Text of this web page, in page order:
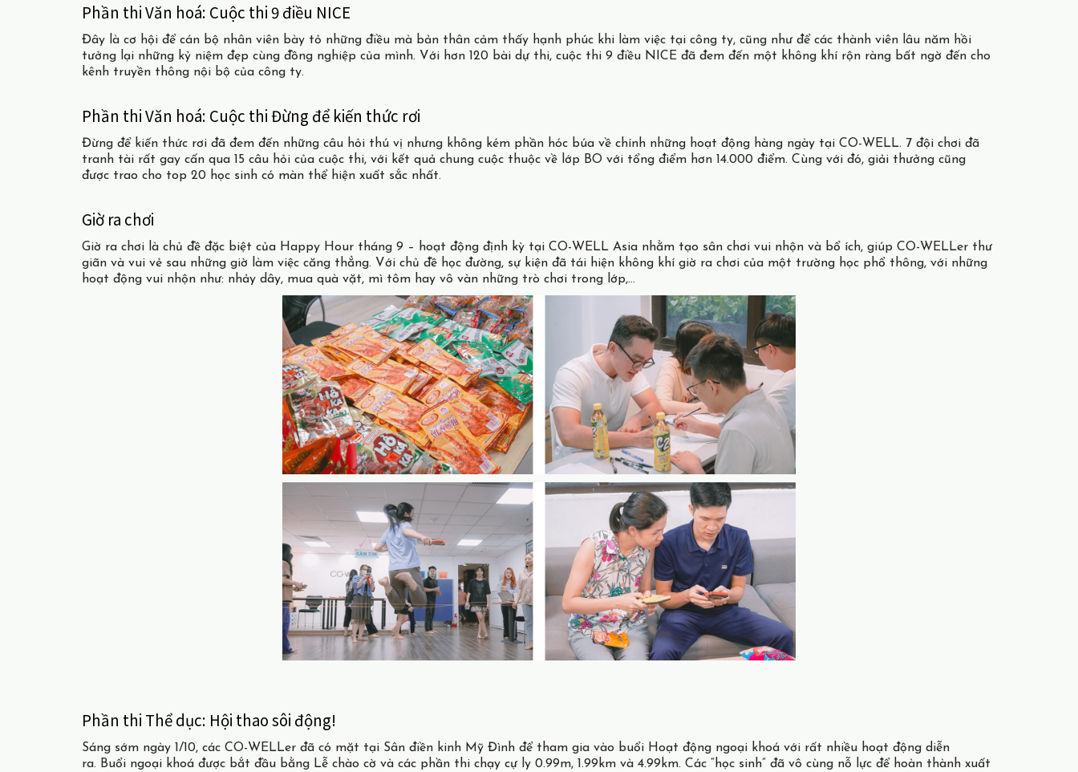
Phần thi Văn hoá: Cuộc thi 9 điều NICE
Đây là cơ hội để cán bộ nhân viên bày tỏ những điều mà bản thân cảm thấy hạnh phúc khi làm việc tại công ty, cũng như để các thành viên lâu năm hồi
tưởng lại những kỷ niệm đẹp cùng đồng nghiệp của mình. Với hơn 120 bài dự thi, cuộc thi 9 điều NICE đã đem đến một không khí rộn ràng bất ngờ đến cho
kênh truyền thông nội bộ của công ty.
Phần thi Văn hoá: Cuộc thi Đừng để kiến thức rơi
Đừng để kiến thức rơi đã đem đến những câu hỏi thú vị nhưng không kém phần hóc búa về chính những hoạt động hàng ngày tại CO-WELL. 7 đội chơi đã
tranh tài rất gay cấn qua 15 câu hỏi của cuộc thi, với kết quả chung cuộc thuộc về lớp BO với tổng điểm hơn 14.000 điểm. Cùng với đó, giải thưởng cũng
được trao cho top 20 học sinh có màn thể hiện xuất sắc nhất.
Giờ ra chơi
Giờ ra chơi là chủ đề đặc biệt của Happy Hour tháng 9 – hoạt động định kỳ tại CO-WELL Asia nhằm tạo sân chơi vui nhộn và bổ ích, giúp CO-WELLer thư
giãn và vui vẻ sau những giờ làm việc căng thẳng. Với chủ đề học đường, sự kiện đã tái hiện không khí giờ ra chơi của một trường học phổ thông, với những
hoạt động vui nhộn như: nhảy dây, mua quà vặt, mì tôm hay vô vàn những trò chơi trong lớp,…
Phần thi Thể dục: Hội thao sôi động!
Sáng sớm ngày 1/10, các CO-WELLer đã có mặt tại Sân điền kinh Mỹ Đình để tham gia vào buổi Hoạt động ngoại khoá với rất nhiều hoạt động diễn
ra. Buổi ngoại khoá được bắt đầu bằng Lễ chào cờ và các phần thi chạy cự ly 0.99m, 1.99km và 4.99km. Các “học sinh” đã vô cùng nỗ lực để hoàn thành xuất